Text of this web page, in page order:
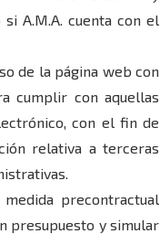
A.M.A. cuenta con el
de la página web con
cumplir con aquellas
con el fin de
relativa a terceras
precontractual
presupuesto y simular